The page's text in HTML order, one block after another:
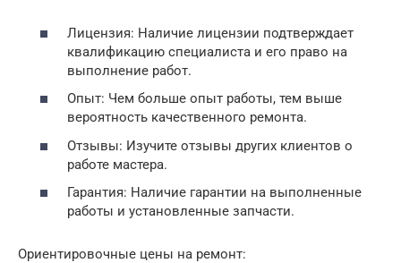
Лицензия: Наличие лицензии подтверждает
квалификацию специалиста и его право на
выполнение работ.
Опыт: Чем больше опыт работы, тем выше
вероятность качественного ремонта.
Отзывы: Изучите отзывы других клиентов о
работе мастера.
Гарантия: Наличие гарантии на выполненные
работы и установленные запчасти.
Ориентировочные цены на ремонт: